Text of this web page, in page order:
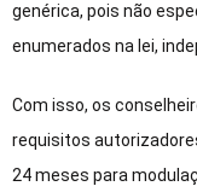
genérica, pois não
enumerados na lei,
Com isso, os
requisitos
24 meses para